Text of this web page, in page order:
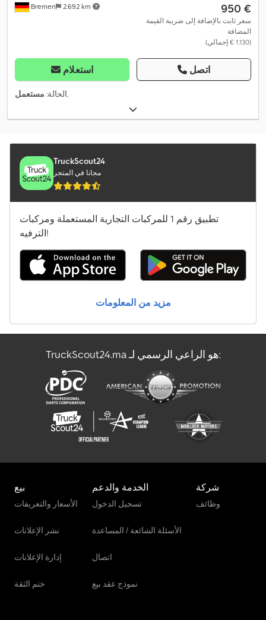
Bremen 2.692 km ‏950 €
سعر ثابت بالإضافة إلى ضريبة القيمة
المضافة
(‏1.130 € إجمالي)
استعلام اتصل
الحالة: مستعمل ,
TruckScout24
مجانا في المتجر
تطبيق رقم 1 للمركبات التجارية المستعملة ومركبات
الترفيه!
مزيد من المعلومات
TruckScout24.ma هو الراعي الرسمي لـ:
بيع
الأسعار والتعريفات
نشر الإعلانات
إدارة الإعلانات
ختم الثقة
الخدمة والدعم
تسجيل الدخول
الأسئلة الشائعة / المساعدة
اتصال
نموذج عقد بيع
شركة
وظائف